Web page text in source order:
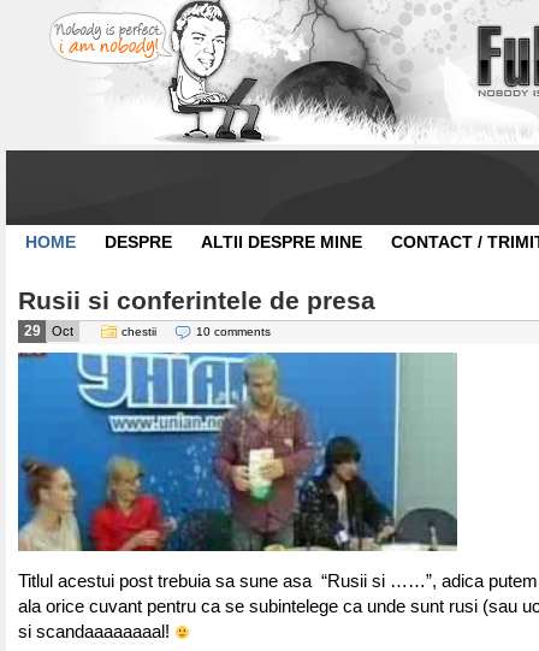
HOME DESPRE ALTII DESPRE MINE CONTACT /
Rusii si conferintele de presa
29 Oct chestii 10 comments
Titlul acestui post trebuia sa sune asa “Rusii si ……”, adica
ala orice cuvant pentru ca se subintelege ca unde sunt rusi (sau
si scandaaaaaaaal!